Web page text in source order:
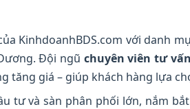
KinhdoanhBDS.com với danh
Đội ngũ chuyên viên tư
tăng giá – giúp khách hàng lựa
tư và sàn phân phối lớn, nắm